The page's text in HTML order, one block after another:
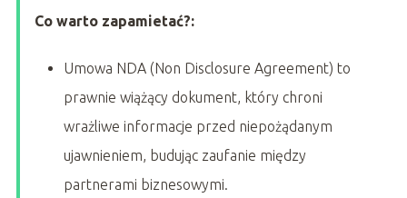
Co warto zapamietać?:
Umowa NDA (Non Disclosure Agreement) to
prawnie wiążący dokument, który chroni
wrażliwe informacje przed niepożądanym
ujawnieniem, budując zaufanie między
partnerami biznesowymi.